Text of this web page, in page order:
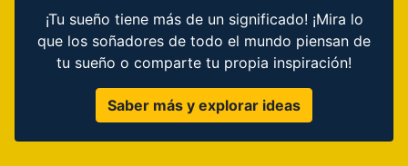
¡Tu sueño tiene más de un significado! ¡Mira lo
que los soñadores de todo el mundo piensan de
tu sueño o comparte tu propia inspiración!
Saber más y explorar ideas